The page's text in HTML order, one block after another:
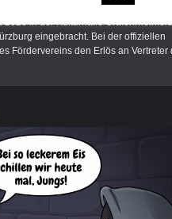
in der Kulturhalle Grafenrheinfeld
eingebracht. Bei der offiziellen
Fördervereins den Erlös an Vertreter